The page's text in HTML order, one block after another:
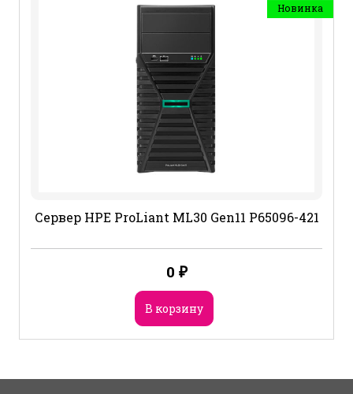
Новинка
Сервер HPE ProLiant ML30 Gen11 P65096-421
0 ₽
В корзину